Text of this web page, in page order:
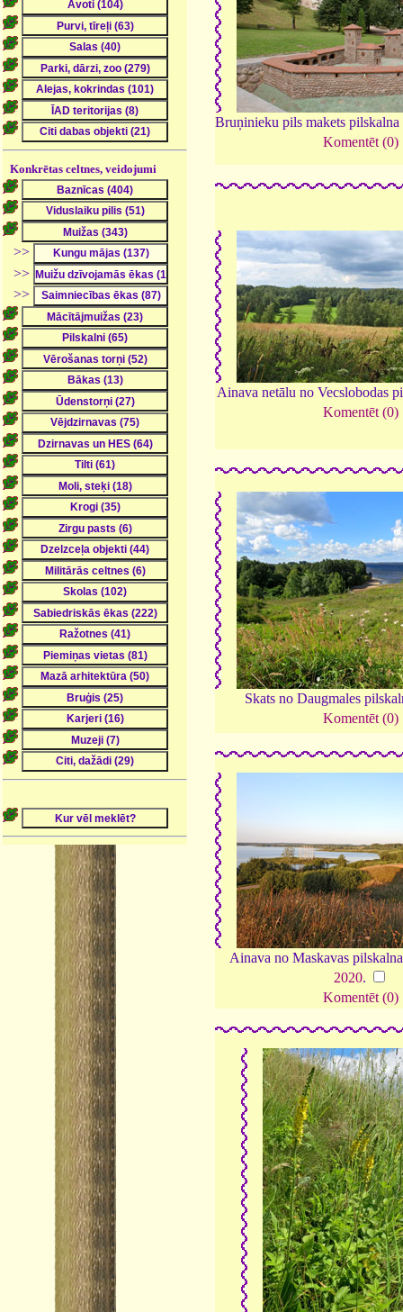
Konkrētas celtnes, veidojumi
>>
>>
>>
Bruņinieku pils makets
Komentēt (0)
Ainava netālu no Vecslobodas
Komentēt (0)
Skats no Daugmales
Komentēt (0)
Ainava no Maskavas
2020.
Komentēt (0)